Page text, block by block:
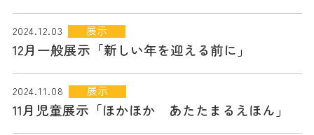
2024.12.03 展示
12月一般展示「新しい年を迎える前に」
2024.11.08 展示
11月児童展示「ほかほか あたたまるえほん」